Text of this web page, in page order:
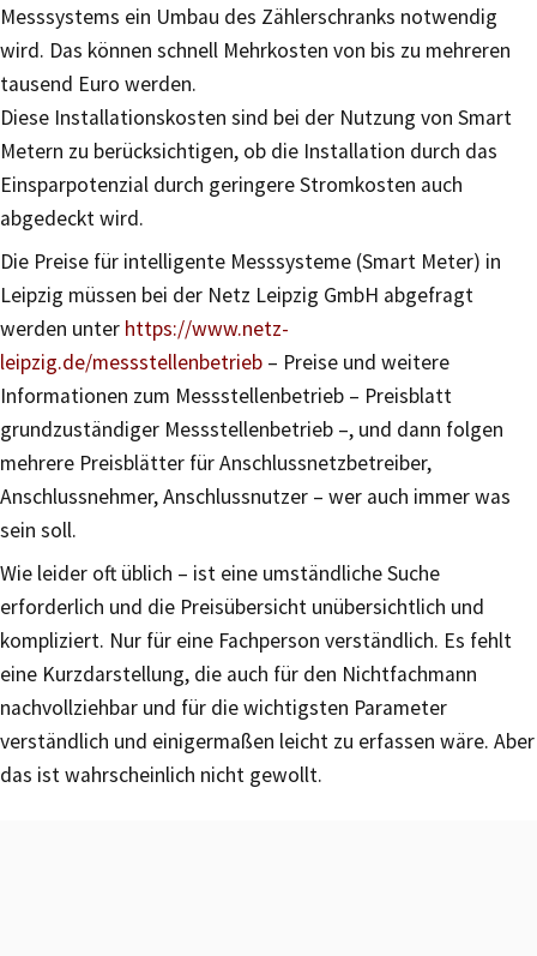
Messsystems ein Umbau des Zählerschranks notwendig
wird. Das können schnell Mehrkosten von bis zu mehreren
tausend Euro werden.
Diese Installationskosten sind bei der Nutzung von Smart
Metern zu berücksichtigen, ob die Installation durch das
Einsparpotenzial durch geringere Stromkosten auch
abgedeckt wird.
Die Preise für intelligente Messsysteme (Smart Meter) in
Leipzig müssen bei der Netz Leipzig GmbH abgefragt
werden unter https://www.netz-
leipzig.de/messstellenbetrieb – Preise und weitere
Informationen zum Messstellenbetrieb – Preisblatt
grundzuständiger Messstellenbetrieb –, und dann folgen
mehrere Preisblätter für Anschlussnetzbetreiber,
Anschlussnehmer, Anschlussnutzer – wer auch immer was
sein soll.
Wie leider oft üblich – ist eine umständliche Suche
erforderlich und die Preisübersicht unübersichtlich und
kompliziert. Nur für eine Fachperson verständlich. Es fehlt
eine Kurzdarstellung, die auch für den Nichtfachmann
nachvollziehbar und für die wichtigsten Parameter
verständlich und einigermaßen leicht zu erfassen wäre. Aber
das ist wahrscheinlich nicht gewollt.